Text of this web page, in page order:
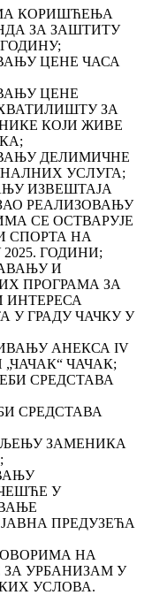
КОРИШЋЕЊА
ЗА ЗАШТИТУ
ЦЕНЕ ЧАСА
ЦЕНЕ
ЗА
КОЈИ ЖИВЕ
ДЕЛИМИЧНЕ
УСЛУГА;
ИЗВЕШТАЈА
РЕАЛИЗОВАЊУ
СЕ ОСТВАРУЈЕ
СПОРТА НА
ГОДИНИ;
И
ПРОГРАМА ЗА
У ГРАДУ ЧАЧКУ У
АНЕКСА IV
ЧАЧАК;
СРЕДСТАВА
СРЕДСТАВА
ЗАМЕНИКА
У
ПРЕДУЗЕЋА
НА
ЗА УРБАНИЗАМ У
УСЛОВА.